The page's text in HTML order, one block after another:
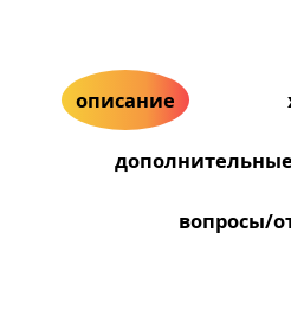
описание
вопросы/